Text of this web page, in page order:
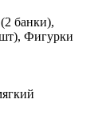
банки),
Фигурки